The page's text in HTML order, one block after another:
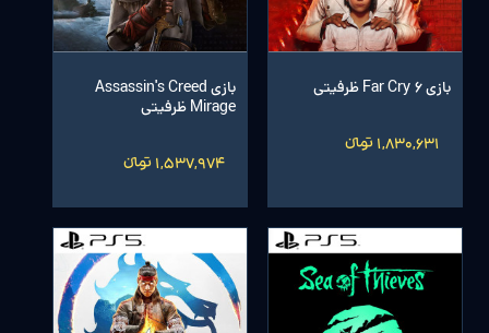
بازی Far Cry 6 ظرفیتی
1,830,631 تومانءءء
بازی Assassin's Creed
Mirage ظرفیتی
1,537,974 تومانءءء